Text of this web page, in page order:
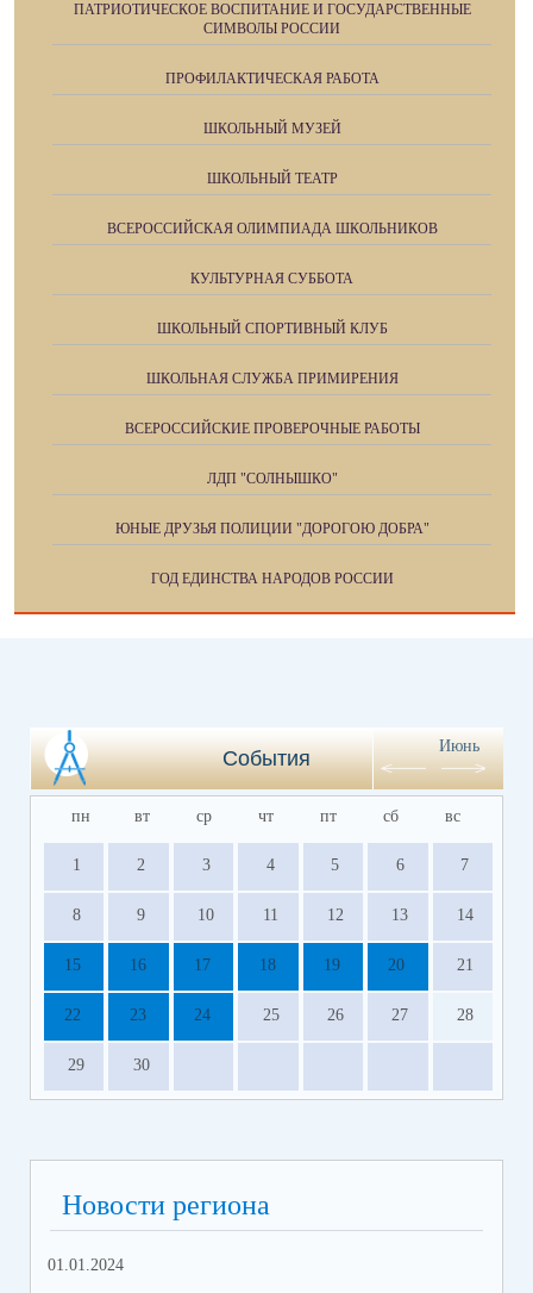
ПАТРИОТИЧЕСКОЕ ВОСПИТАНИЕ И ГОСУДАРСТВЕННЫЕ
СИМВОЛЫ РОССИИ
ПРОФИЛАКТИЧЕСКАЯ РАБОТА
ШКОЛЬНЫЙ МУЗЕЙ
ШКОЛЬНЫЙ ТЕАТР
ВСЕРОССИЙСКАЯ ОЛИМПИАДА ШКОЛЬНИКОВ
КУЛЬТУРНАЯ СУББОТА
ШКОЛЬНЫЙ СПОРТИВНЫЙ КЛУБ
ШКОЛЬНАЯ СЛУЖБА ПРИМИРЕНИЯ
ВСЕРОССИЙСКИЕ ПРОВЕРОЧНЫЕ РАБОТЫ
ЛДП "СОЛНЫШКО"
ЮНЫЕ ДРУЗЬЯ ПОЛИЦИИ "ДОРОГОЮ ДОБРА"
ГОД ЕДИНСТВА НАРОДОВ РОССИИ
События
Июнь
пн вт ср чт пт сб вс
1 2 3 4 5 6 7
8 9 10 11 12 13 14
15 16 17 18 19 20 21
22 23 24 25 26 27 28
29 30
Новости региона
01.01.2024